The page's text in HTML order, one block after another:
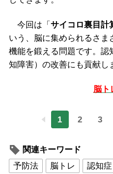
今回は「 サイコロ裏目計
いう、脳に集められるさま
機能を鍛える問題です。認
知障害）の改善にも貢献し
脳ト
1 2 3
関連キーワード
予防法
脳トレ 認知症